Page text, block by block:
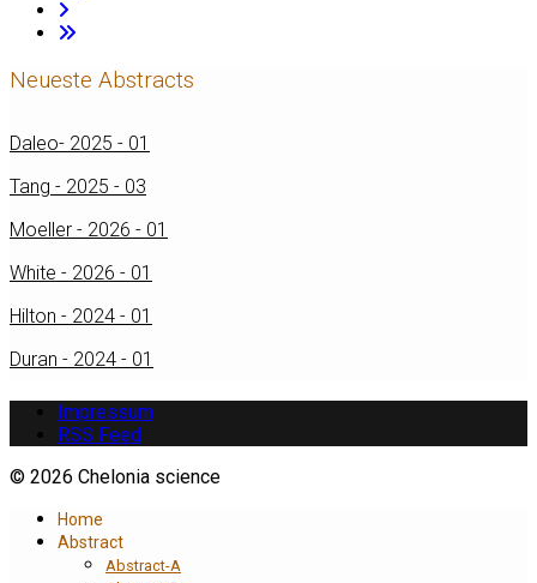
Neueste Abstracts
Daleo- 2025 - 01
Tang - 2025 - 03
Moeller - 2026 - 01
White - 2026 - 01
Hilton - 2024 - 01
Duran - 2024 - 01
Impressum
RSS Feed
© 2026 Chelonia science
Home
Abstract
Abstract-A